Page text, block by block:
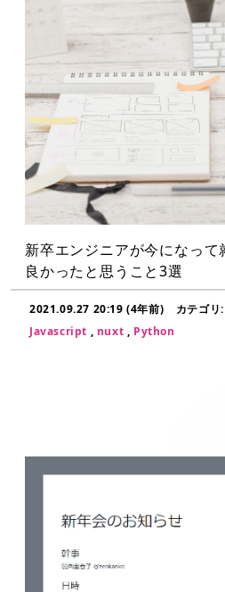
新卒エンジニアが今になっ
良かったと思うこと3選
2021.09.27 20:19 (4年前) カテゴリ:
Javascript , nuxt , Python